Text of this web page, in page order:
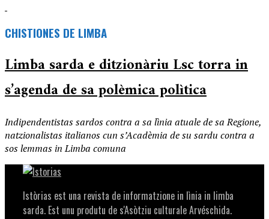
CHISTIONES DE LIMBA
Limba sarda e ditzionàriu Lsc torra in
s’agenda de sa polèmica polìtica
Indipendentistas sardos contra a sa lìnia atuale de sa Regione,
natzionalistas italianos cun s’Acadèmia de su sardu contra a
sos lemmas in Limba comuna
Istòrias est una revista de informatzione in lìnia in limba
sarda. Est unu produtu de s'Asòtziu culturale Arvéschida.